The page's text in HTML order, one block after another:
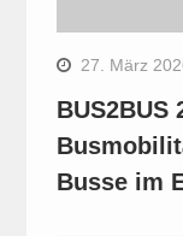
27. März
BUS2BUS
Busse im